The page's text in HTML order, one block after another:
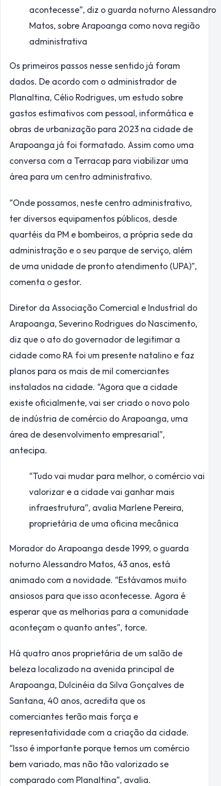
acontecesse”, diz o guarda noturno Alessandro
Matos, sobre Arapoanga como nova região
administrativa
Os primeiros passos nesse sentido já foram
dados. De acordo com o administrador de
Planaltina, Célio Rodrigues, um estudo sobre
gastos estimativos com pessoal, informática e
obras de urbanização para 2023 na cidade de
Arapoanga já foi formatado. Assim como uma
conversa com a Terracap para viabilizar uma
área para um centro administrativo.
“Onde possamos, neste centro administrativo,
ter diversos equipamentos públicos, desde
quartéis da PM e bombeiros, a própria sede da
administração e o seu parque de serviço, além
de uma unidade de pronto atendimento (UPA)”,
comenta o gestor.
Diretor da Associação Comercial e Industrial do
Arapoanga, Severino Rodrigues do Nascimento,
diz que o ato do governador de legitimar a
cidade como RA foi um presente natalino e faz
planos para os mais de mil comerciantes
instalados na cidade. “Agora que a cidade
existe oficialmente, vai ser criado o novo polo
de indústria de comércio do Arapoanga, uma
área de desenvolvimento empresarial”,
antecipa.
“Tudo vai mudar para melhor, o comércio vai
valorizar e a cidade vai ganhar mais
infraestrutura”, avalia Marlene Pereira,
proprietária de uma oficina mecânica
Morador do Arapoanga desde 1999, o guarda
noturno Alessandro Matos, 43 anos, está
animado com a novidade. “Estávamos muito
ansiosos para que isso acontecesse. Agora é
esperar que as melhorias para a comunidade
aconteçam o quanto antes”, torce.
Há quatro anos proprietária de um salão de
beleza localizado na avenida principal de
Arapoanga, Dulcinéia da Silva Gonçalves de
Santana, 40 anos, acredita que os
comerciantes terão mais força e
representatividade com a criação da cidade.
“Isso é importante porque temos um comércio
bem variado, mas não tão valorizado se
comparado com Planaltina”, avalia.